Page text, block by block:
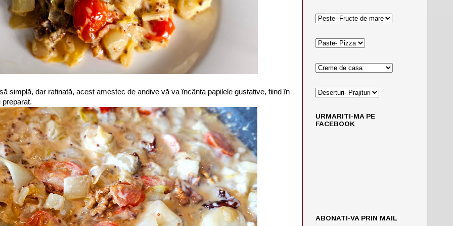
simplă, dar rafinată, acest amestec de andive vă va încânta papilele gustative, fiind în
preparat.
URMARITI-MA PE
FACEBOOK
ABONATI-VA PRIN MAIL